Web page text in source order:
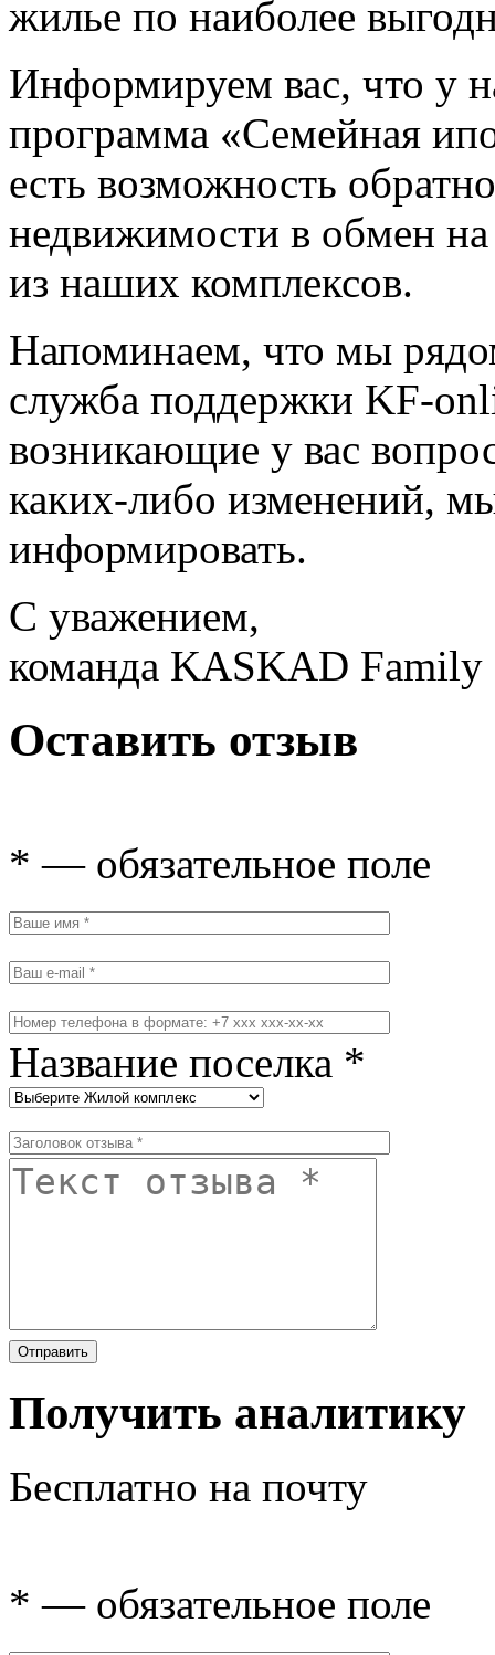
жилье по наиболее
Информируем вас, что у
программа «Семейная
есть возможность
недвижимости в обмен
из наших комплексов.
Напоминаем, что мы
служба поддержки KF-
возникающие у вас
каких-либо изменений,
информировать.
С уважением,
команда KASKAD Family
Оставить отзыв
* — обязательное поле
Название поселка *
Получить аналитику
Бесплатно на почту
* — обязательное поле